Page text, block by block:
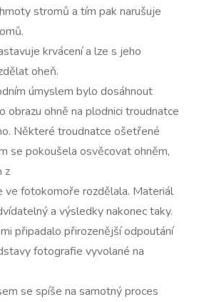
stromů a tím pak narušuje
krvácení a lze s jeho
oheň.
úmyslem bylo dosáhnout
obrazu ohně na plodnici troudnatce
Některé troudnatce ošetřené
se pokoušela osvěcovat ohněm,
z
ve fotokomoře rozdělala. Materiál
a výsledky nakonec taky.
připadalo přirozenější odpoutání
fotografie vyvolané na
se spíše na samotný proces